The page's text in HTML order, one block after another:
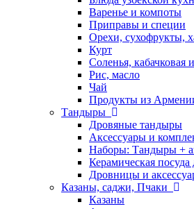
Варенье и компоты
Приправы и специи
Орехи, сухофрукты,
Курт
Соленья, кабачковая
Рис, масло
Чай
Продукты из
Тандыры
Дровяные тандыры
Аксессуары и
Наборы: Тандыры +
Керамическая посуда
Дровницы и
Казаны, саджи, Пчаки
Казаны